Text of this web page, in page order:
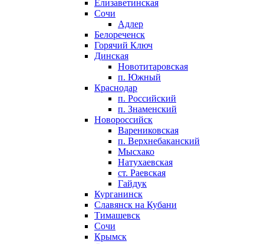
Елизаветинская
Сочи
Адлер
Белореченск
Горячий Ключ
Динская
Новотитаровская
п. Южный
Краснодар
п. Российский
п. Знаменский
Новороссийск
Варениковская
п. Верхнебаканский
Мысхако
Натухаевская
ст. Раевская
Гайдук
Курганинск
Славянск на Кубани
Тимашевск
Сочи
Крымск